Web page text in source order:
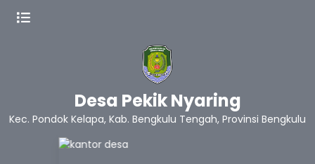
Desa Pekik Nyaring
Kec. Pondok Kelapa, Kab. Bengkulu Tengah, Provinsi Bengkulu